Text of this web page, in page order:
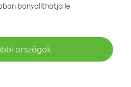
bonyolíthatja le
országok